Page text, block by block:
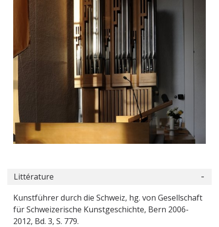
Littérature
Kunstführer durch die Schweiz, hg. von Gesellschaft
für Schweizerische Kunstgeschichte, Bern 2006-
2012, Bd. 3, S. 779.